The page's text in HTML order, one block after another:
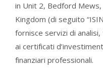
in Unit 2, Bedford
Kingdom (di seguito
fornisce servizi di
ai certificati
finanziari professionali.